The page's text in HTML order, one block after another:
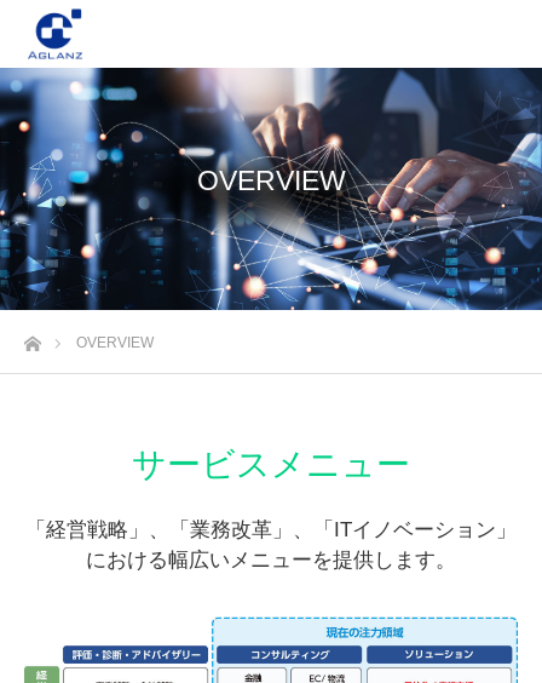
OVERVIEW
ホームOVERVIEW
サービスメニュー
「経営戦略」、「業務改革」、「ITイノベーション」
における幅広いメニューを提供します。